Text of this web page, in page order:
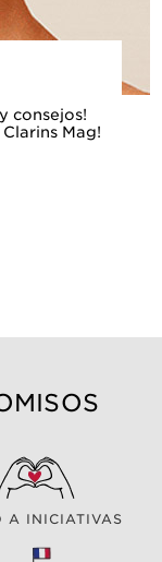
consejos!
Mag!
A INICIATIVAS